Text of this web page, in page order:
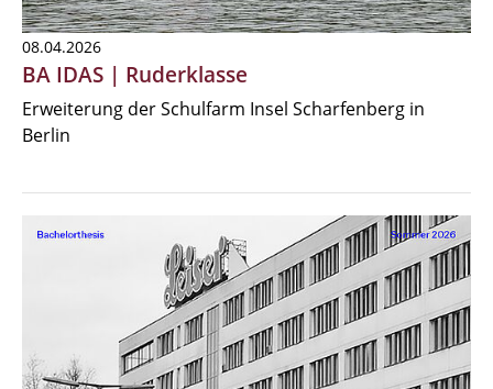
08.04.2026
BA IDAS | Ruderklasse
Erweiterung der Schulfarm Insel Scharfenberg in
Berlin